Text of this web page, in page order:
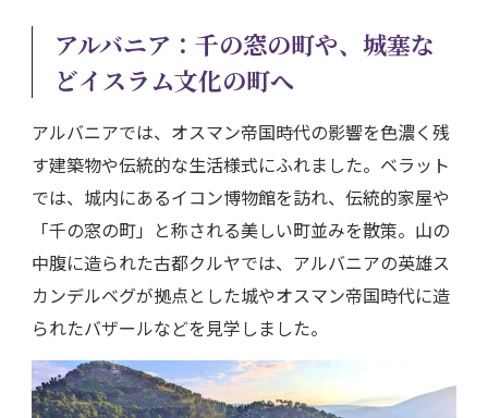
アルバニア：千の窓の町や、城塞な
どイスラム文化の町へ
アルバニアでは、オスマン帝国時代の影響を色濃く残
す建築物や伝統的な生活様式にふれました。ベラット
では、城内にあるイコン博物館を訪れ、伝統的家屋や
「千の窓の町」と称される美しい町並みを散策。山の
中腹に造られた古都クルヤでは、アルバニアの英雄ス
カンデルベグが拠点とした城やオスマン帝国時代に造
られたバザールなどを見学しました。